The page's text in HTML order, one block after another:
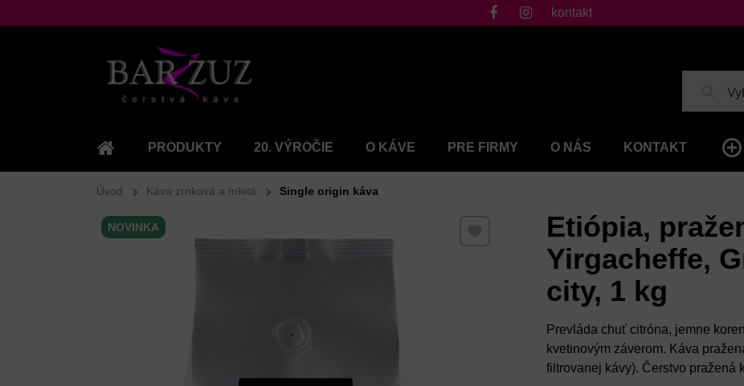
KAFE.SK
PRODUKTY 20. VÝROČIE O KÁVE PRE FIRMY O NÁS KONTAKT
fb ig
kontakt
Úvod Káva zrnková a mletá Single origin káva
Etiópia,
Yirgacheffe,
city, 1 kg
Prevláda chuť citróna, jemne
kvetinovým záverom. Káva
filtrovanej kávy). Čerstvo pražená
Pridať k Obľúbeným
NOVINKA